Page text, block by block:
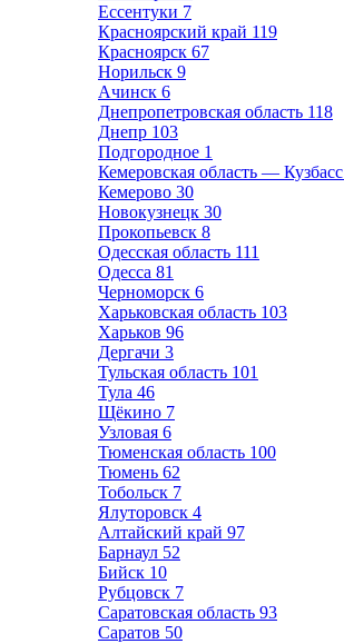
Ессентуки 7
Красноярский край 119
Красноярск 67
Норильск 9
Ачинск 6
Днепропетровская область 118
Днепр 103
Подгородное 1
Кемеровская область — Кузбасс
Кемерово 30
Новокузнецк 30
Прокопьевск 8
Одесская область 111
Одесса 81
Черноморск 6
Харьковская область 103
Харьков 96
Дергачи 3
Тульская область 101
Тула 46
Щёкино 7
Узловая 6
Тюменская область 100
Тюмень 62
Тобольск 7
Ялуторовск 4
Алтайский край 97
Барнаул 52
Бийск 10
Рубцовск 7
Саратовская область 93
Саратов 50